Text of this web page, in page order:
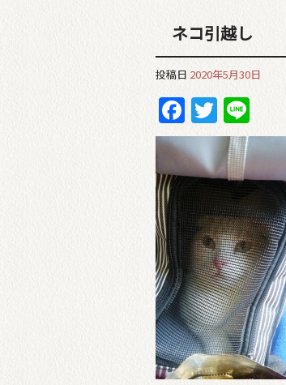
ネコ引越し
投稿日 2020年5月30日
Facebook
Twitter